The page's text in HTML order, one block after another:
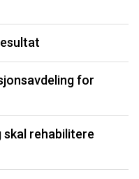
for
rehabilitere